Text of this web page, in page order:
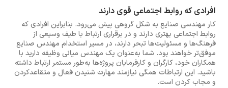
افرادی که روابط اجتماعی قوی دارند
کار مهندسی صنایع به شکل گروهی پیش می‌رود. بنابراین افرادی که
روابط اجتماعی بهتری دارند و در برقراری ارتباط با طیف وسیعی از
فرهنگ‌ها و مسئولیت‌ها تبحر دارند، در مسیر استخدام مهندس صنایع
موفق‌تر خواهند بود. شما به‌عنوان یک مهندس میانی وظیفه دارید با
همکاران خود، کارگران و کارفرمایان پروژه‌ها به‌طور مستمر ارتباط داشته
باشید. این ارتباطات همگی نیازمند مهارت شنیدن فعال و متقاعدکردن
و مجاب کردن است.